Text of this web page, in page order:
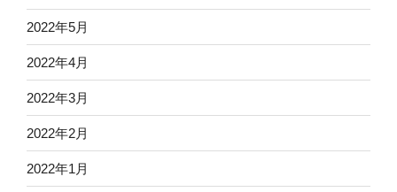
2022年5月
2022年4月
2022年3月
2022年2月
2022年1月